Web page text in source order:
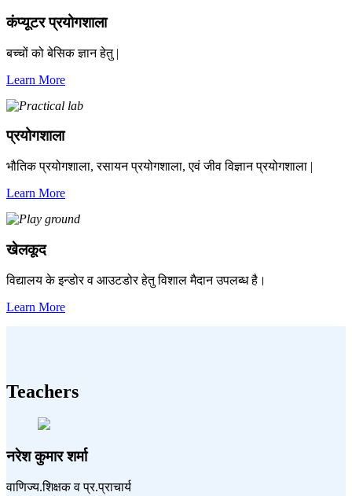
कंप्यूटर प्रयोगशाला
बच्चों को बेसिक ज्ञान हेतु |
Learn More
प्रयोगशाला
भौतिक प्रयोगशाला, रसायन प्रयोगशाला, एवं जीव विज्ञान प्रयोगशाला |
Learn More
खेलकूद
विद्यालय के इन्डोर व आउटडोर हेतु विशाल मैदान उपलब्ध है।
Learn More
Teachers
नरेश कुमार शर्मा
वाणिज्य.शिक्षक व प्र.प्राचार्य